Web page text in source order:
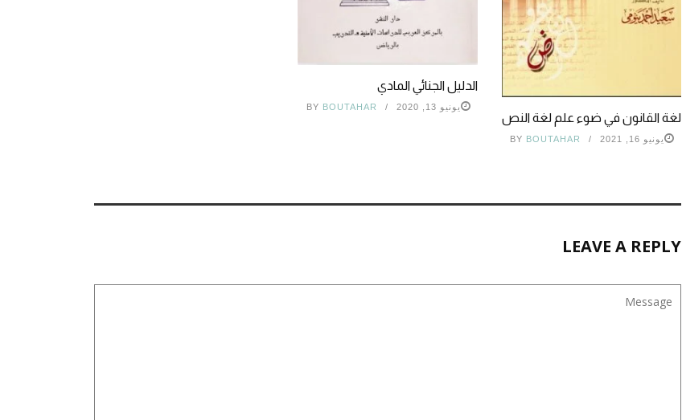
الدليل الجنائي المادي
يونيو 13, 2020 BY BOUTAHAR
لغة القانون في ضوء علم لغة النص
يونيو 16, 2021 BY BOUTAHAR
LEAVE A REPLY